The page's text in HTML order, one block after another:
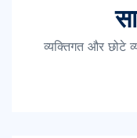
व्यक्तिगत और छोटे